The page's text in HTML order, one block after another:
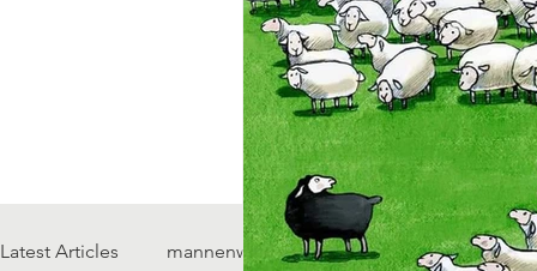
Latest Articles mannenwerk